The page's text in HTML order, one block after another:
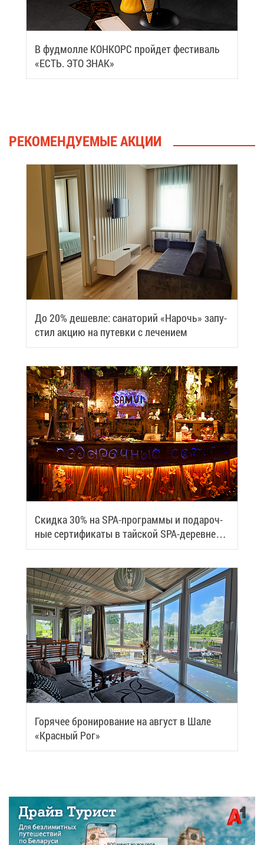
В фуд­мол­ле КОН­КОРС прой­дет фе­сти­валь
«ЕСТЬ. ЭТО ЗНАК»
РЕ­КО­МЕН­ДУ­Е­МЫЕ АК­ЦИИ
До 20% де­шев­ле: са­на­то­рий «На­рочь» за­пу­
стил ак­цию на пу­тев­ки с ле­че­ни­ем
Скид­ка 30% на SPA-про­грам­мы и по­да­роч­
ные сер­ти­фи­ка­ты в тай­ской SPA-де­ревне
Samui
Го­ря­чее бро­ни­ро­ва­ние на ав­густ в Ша­ле
«Крас­ный Рог»